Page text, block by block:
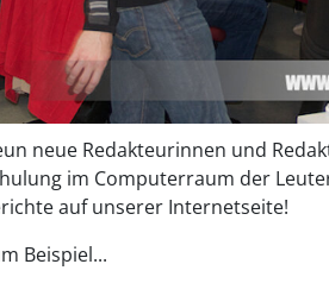
neue Redakteurinnen und
im Computerraum der
auf unserer Internetseite!
Beispiel...